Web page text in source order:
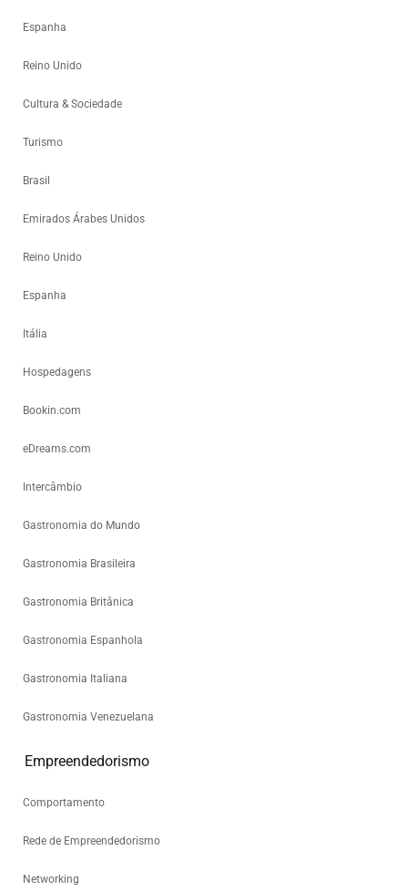
Espanha
Reino Unido
Cultura & Sociedade
Turismo
Brasil
Emirados Árabes Unidos
Reino Unido
Espanha
Itália
Hospedagens
Bookin.com
eDreams.com
Intercâmbio
Gastronomia do Mundo
Gastronomia Brasileira
Gastronomia Britânica
Gastronomia Espanhola
Gastronomia Italiana
Gastronomia Venezuelana
Empreendedorismo
Comportamento
Rede de Empreendedorismo
Networking